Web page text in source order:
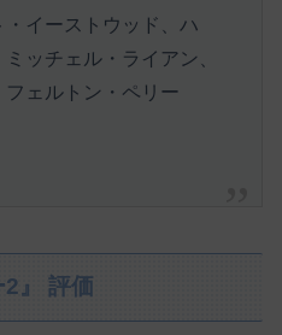
イーストウッド、ハ
ッチェル・ライアン、
ェルトン・ペリー
』 評価